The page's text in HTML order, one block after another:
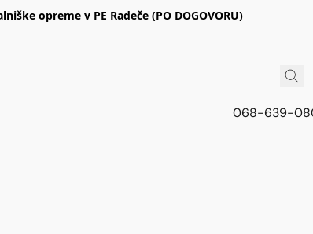
opreme v PE Radeče (PO DOGOVORU)
068-639-